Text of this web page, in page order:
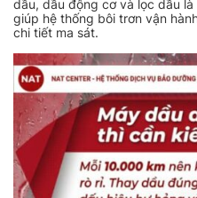
dầu, dầu động cơ và lọc dầu
giúp hệ thống bôi trơn vận
chi tiết ma sát.